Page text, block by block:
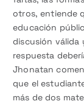
otros, entiende
educación
discusión válida
respuesta
Jhonatan
que el
más de dos